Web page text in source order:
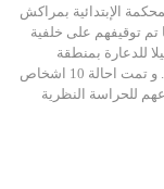
الإبتدائية بمراكش
تم توقيفهم على خلفية
للدعارة بمنطقة
الشريفية. و تمت احالة 10 اشخاص
للحراسة النظرية